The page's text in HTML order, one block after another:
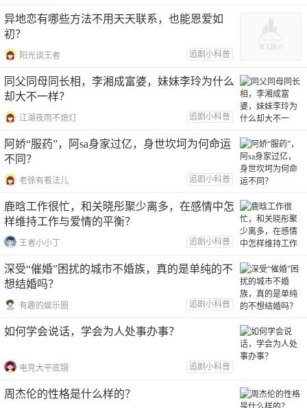
异地恋有哪些方法不用天天联系，也能恩爱如
初？
阳光谈王者 追剧小科普
同父同母同长相，李湘成富婆，妹妹李玲为什么
却大不一样？
江湖夜雨不熄灯 追剧小科普
阿娇“服药”，阿sa身家过亿，身世坎坷为何命运
不同？
老徐有看法儿 追剧小科普
鹿晗工作很忙，和关晓彤聚少离多，在感情中怎
样维持工作与爱情的平衡？
王者小小丁 追剧小科普
深受“催婚”困扰的城市不婚族，真的是单纯的不
想结婚吗？
有趣的娱乐圈 追剧小科普
如何学会说话，学会为人处事办事？
电竞大平底锅 追剧小科普
周杰伦的性格是什么样的？